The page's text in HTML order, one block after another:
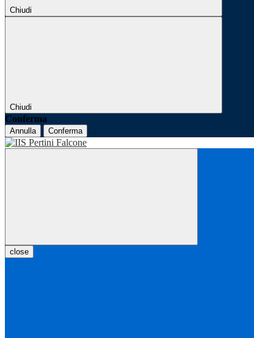
Chiudi
Chiudi
Conferma
Annulla Conferma
close